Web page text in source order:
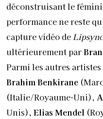
déconstruisant le
performance ne reste
capture vidéo de
ultérieurement par
Parmi les autres
Brahim Benkirane
(Italie/Royaume-Uni),
Unis), Elias Mendel